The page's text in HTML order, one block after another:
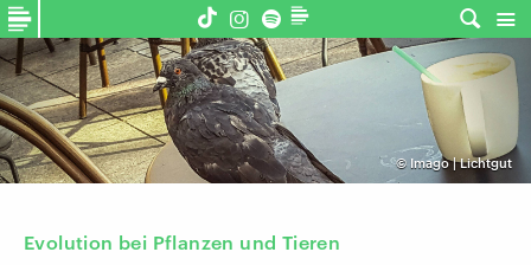
© Imago | Lichtgut
Evolution bei Pflanzen und Tieren